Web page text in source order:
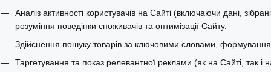
Аналіз активності користувачів на Сайті (включаючи дані,
розуміння поведінки споживачів та оптимізації Сайту.
Здійснення пошуку товарів за ключовими словами, формування
Таргетування та показ релевантної реклами (як на Сайті, так і